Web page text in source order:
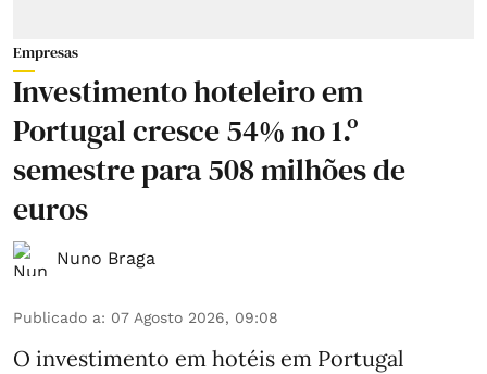
Empresas
Investimento hoteleiro em
Portugal cresce 54% no 1.º
semestre para 508 milhões de
euros
Nuno Braga
Publicado a: 07 Agosto 2026, 09:08
O investimento em hotéis em Portugal